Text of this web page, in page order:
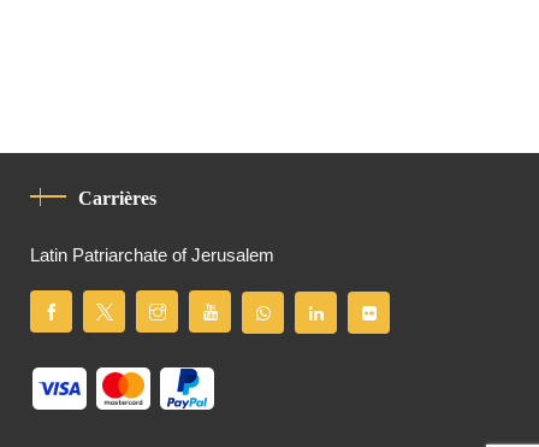
Carrières
Latin Patriarchate of Jerusalem